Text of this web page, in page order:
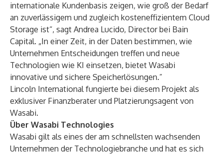
internationale Kundenbasis zeigen, wie groß der Bedarf
an zuverlässigem und zugleich kosteneffizientem Cloud
Storage ist“, sagt Andrea Lucido, Director bei Bain
Capital. „In einer Zeit, in der Daten bestimmen, wie
Unternehmen Entscheidungen treffen und neue
Technologien wie KI einsetzen, bietet Wasabi
innovative und sichere Speicherlösungen.”
Lincoln International fungierte bei diesem Projekt als
exklusiver Finanzberater und Platzierungsagent von
Wasabi.
Über Wasabi Technologies
Wasabi gilt als eines der am schnellsten wachsenden
Unternehmen der Technologiebranche und hat es sich